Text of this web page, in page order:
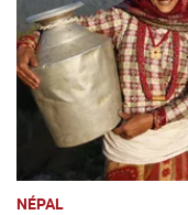
NÉPAL